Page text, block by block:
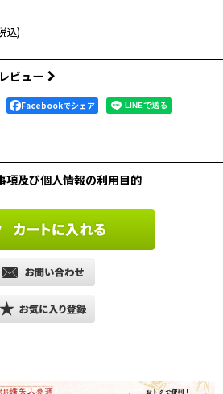
込)
ビュー
Facebookでシェア
項及び個人情報の利用目的